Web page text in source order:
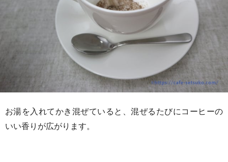
お湯を入れてかき混ぜていると、混ぜるたびにコーヒーの
いい香りが広がります。